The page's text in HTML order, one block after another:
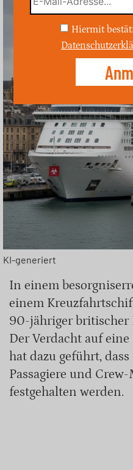
KI-generiert
In einem
einem
90-jähriger britischer
Der Verdacht auf
hat dazu geführt,
Passagiere und
festgehalten werden.
Hiermit